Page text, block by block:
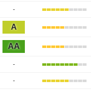
-
A
AA
-
-